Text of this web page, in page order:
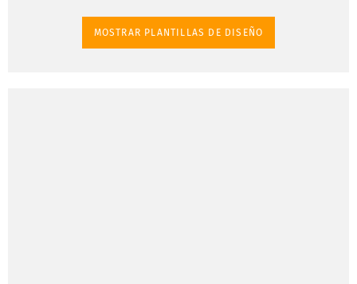
MOSTRAR PLANTILLAS DE DISEÑO